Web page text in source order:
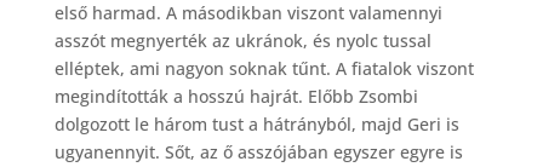
első harmad. A másodikban viszont valamennyi
asszót megnyerték az ukránok, és nyolc tussal
elléptek, ami nagyon soknak tűnt. A fiatalok viszont
megindították a hosszú hajrát. Előbb Zsombi
dolgozott le három tust a hátrányból, majd Geri is
ugyanennyit. Sőt, az ő asszójában egyszer egyre is